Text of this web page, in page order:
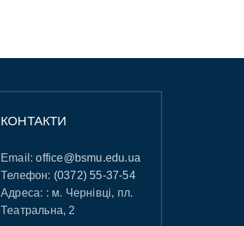
КОНТАКТИ
Email:office@bsmu.edu.ua
Телефон: (0372) 55-37-54
Адреса: : м. Чернівці, пл.
Театральна, 2